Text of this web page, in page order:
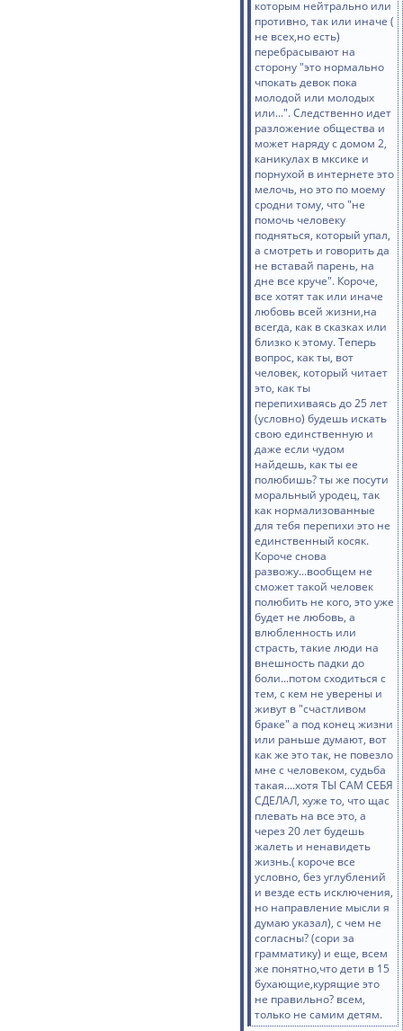
которым нейтрально или
противно, так или иначе (
не всех,но есть)
перебрасывают на
сторону "это нормально
чпокать девок пока
молодой или молодых
или...". Следственно идет
разложение общества и
может наряду с домом 2,
каникулах в мксике и
порнухой в интернете это
мелочь, но это по моему
сродни тому, что "не
помочь человеку
подняться, который упал,
а смотреть и говорить да
не вставай парень, на
дне все круче". Короче,
все хотят так или иначе
любовь всей жизни,на
всегда, как в сказках или
близко к этому. Теперь
вопрос, как ты, вот
человек, который читает
это, как ты
перепихиваясь до 25 лет
(условно) будешь искать
свою единственную и
даже если чудом
найдешь, как ты ее
полюбишь? ты же посути
моральный уродец, так
как нормализованные
для тебя перепихи это не
единственный косяк.
Короче снова
развожу...вообщем не
сможет такой человек
полюбить не кого, это уже
будет не любовь, а
влюбленность или
страсть, такие люди на
внешность падки до
боли...потом сходиться с
тем, с кем не уверены и
живут в "счастливом
браке" а под конец жизни
или раньше думают, вот
как же это так, не повезло
мне с человеком, судьба
такая....хотя ТЫ САМ СЕБЯ
СДЕЛАЛ, хуже то, что щас
плевать на все это, а
через 20 лет будешь
жалеть и ненавидеть
жизнь.( короче все
условно, без углублений
и везде есть исключения,
но направление мысли я
думаю указал), с чем не
согласны? (сори за
грамматику) и еще, всем
же понятно,что дети в 15
бухающие,курящие это
не правильно? всем,
только не самим детям.